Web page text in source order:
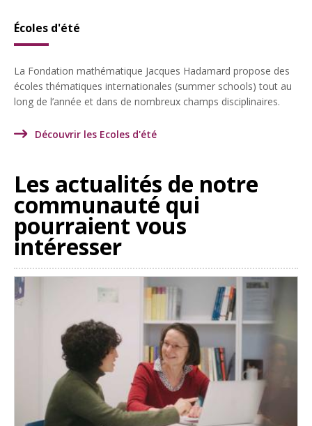
Écoles d'été
La Fondation mathématique Jacques Hadamard propose des
écoles thématiques internationales (summer schools) tout au
long de l’année et dans de nombreux champs disciplinaires.
Découvrir les Ecoles d'été
Les actualités de notre
communauté qui
pourraient vous
intéresser